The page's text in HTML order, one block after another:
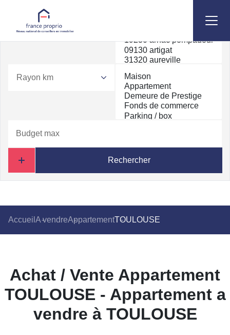
Rayon km
Rechercher
Accueil A vendreAppartementTOULOUSE
Achat / Vente Appartement
TOULOUSE - Appartement a
vendre à TOULOUSE